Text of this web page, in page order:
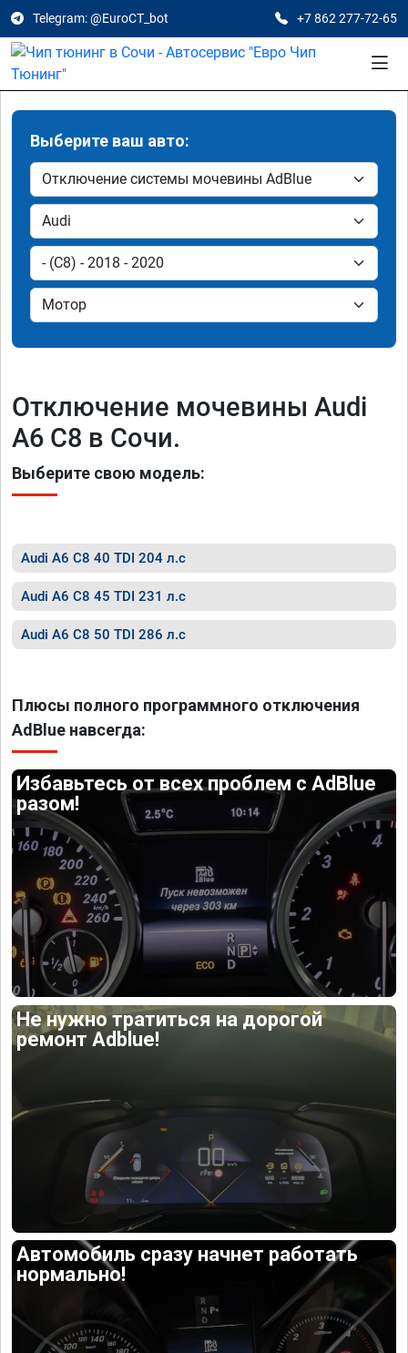
Telegram: @EuroCT_bot +7 862 277-72-65
Выберите ваш авто:
Отключение мочевины Audi
A6 C8 в Сочи.
Выберите свою модель:
Audi A6 C8 40 TDI 204 л.с
Audi A6 C8 45 TDI 231 л.с
Audi A6 C8 50 TDI 286 л.с
Плюсы полного программного отключения
AdBlue навсегда:
Избавьтесь от всех проблем с AdBlue
разом!
Не нужно тратиться на дорогой
ремонт Adblue!
Автомобиль сразу начнет работать
нормально!